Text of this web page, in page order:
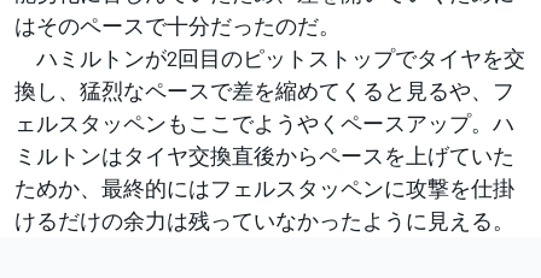
はそのペースで十分だったのだ。
ハミルトンが2回目のピットストップでタイヤを交
換し、猛烈なペースで差を縮めてくると見るや、フ
ェルスタッペンもここでようやくペースアップ。ハ
ミルトンはタイヤ交換直後からペースを上げていた
ためか、最終的にはフェルスタッペンに攻撃を仕掛
けるだけの余力は残っていなかったように見える。